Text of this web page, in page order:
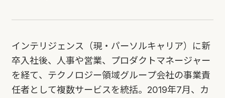
インテリジェンス（現・パーソルキャリア）に新
卒入社後、人事や営業、プロダクトマネージャー
を経て、テクノロジー領域グループ会社の事業責
任者として複数サービスを統括。2019年7月、カ